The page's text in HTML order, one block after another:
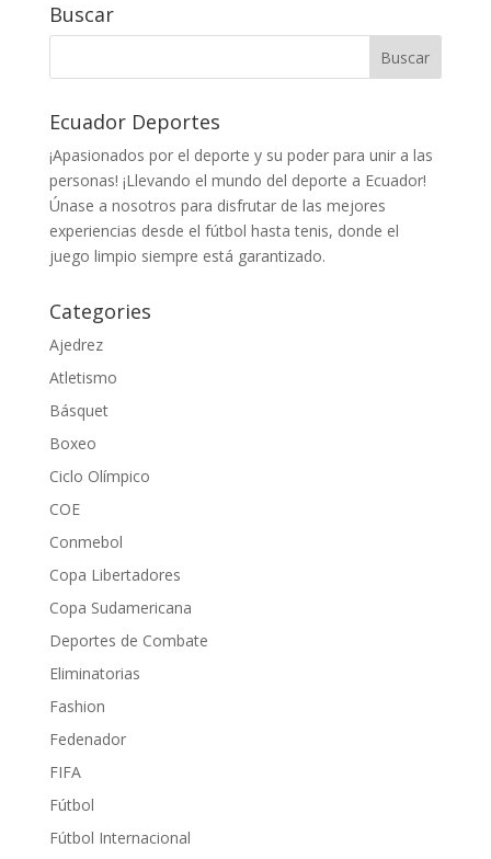
Buscar
Ecuador Deportes
¡Apasionados por el deporte y su poder para unir a las
personas! ¡Llevando el mundo del deporte a Ecuador!
Únase a nosotros para disfrutar de las mejores
experiencias desde el fútbol hasta tenis, donde el
juego limpio siempre está garantizado.
Categories
Ajedrez
Atletismo
Básquet
Boxeo
Ciclo Olímpico
COE
Conmebol
Copa Libertadores
Copa Sudamericana
Deportes de Combate
Eliminatorias
Fashion
Fedenador
FIFA
Fútbol
Fútbol Internacional